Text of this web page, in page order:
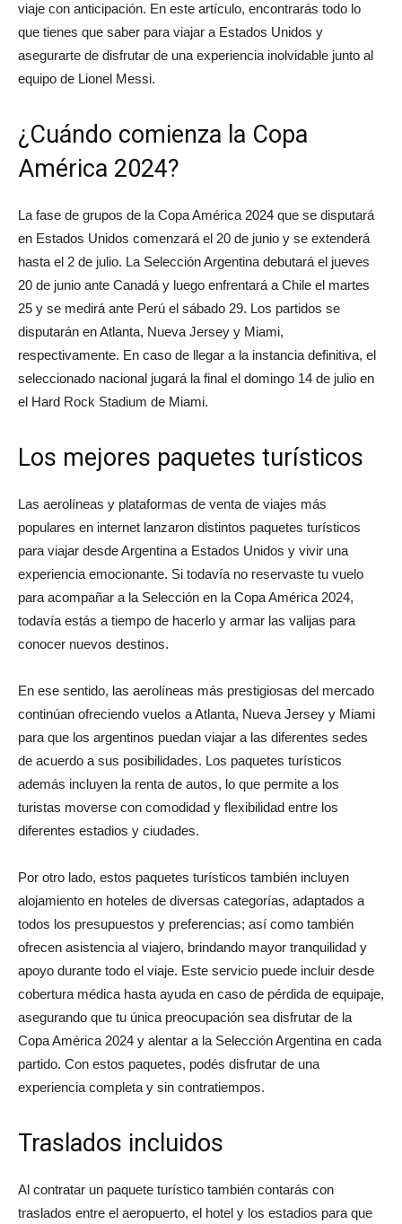
viaje con anticipación. En este artículo, encontrarás todo lo
que tienes que saber para viajar a Estados Unidos y
asegurarte de disfrutar de una experiencia inolvidable junto al
equipo de Lionel Messi.
¿Cuándo comienza la Copa
América 2024?
La fase de grupos de la Copa América 2024 que se disputará
en Estados Unidos comenzará el 20 de junio y se extenderá
hasta el 2 de julio. La Selección Argentina debutará el jueves
20 de junio ante Canadá y luego enfrentará a Chile el martes
25 y se medirá ante Perú el sábado 29. Los partidos se
disputarán en Atlanta, Nueva Jersey y Miami,
respectivamente. En caso de llegar a la instancia definitiva, el
seleccionado nacional jugará la final el domingo 14 de julio en
el Hard Rock Stadium de Miami.
Los mejores paquetes turísticos
Las aerolíneas y plataformas de venta de viajes más
populares en internet lanzaron distintos paquetes turísticos
para viajar desde Argentina a Estados Unidos y vivir una
experiencia emocionante. Si todavía no reservaste tu vuelo
para acompañar a la Selección en la Copa América 2024,
todavía estás a tiempo de hacerlo y armar las valijas para
conocer nuevos destinos.
En ese sentido, las aerolíneas más prestigiosas del mercado
continúan ofreciendo vuelos a Atlanta, Nueva Jersey y Miami
para que los argentinos puedan viajar a las diferentes sedes
de acuerdo a sus posibilidades. Los paquetes turísticos
además incluyen la renta de autos, lo que permite a los
turistas moverse con comodidad y flexibilidad entre los
diferentes estadios y ciudades.
Por otro lado, estos paquetes turísticos también incluyen
alojamiento en hoteles de diversas categorías, adaptados a
todos los presupuestos y preferencias; así como también
ofrecen asistencia al viajero, brindando mayor tranquilidad y
apoyo durante todo el viaje. Este servicio puede incluir desde
cobertura médica hasta ayuda en caso de pérdida de equipaje,
asegurando que tu única preocupación sea disfrutar de la
Copa América 2024 y alentar a la Selección Argentina en cada
partido. Con estos paquetes, podés disfrutar de una
experiencia completa y sin contratiempos.
Traslados incluidos
Al contratar un paquete turístico también contarás con
traslados entre el aeropuerto, el hotel y los estadios para que